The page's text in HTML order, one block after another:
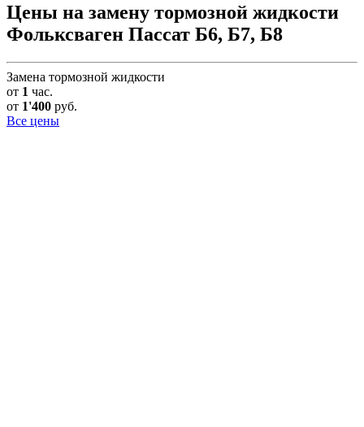
Цены на замену тормозной жидкости
Фольксваген Пассат Б6, Б7, Б8
Замена тормозной жидкости
от 1 час.
от 1'400 руб.
Все цены